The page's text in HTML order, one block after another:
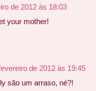
de 2012 às 18:03
your mother!
de 2012 às 19:45
são um arraso, né?!